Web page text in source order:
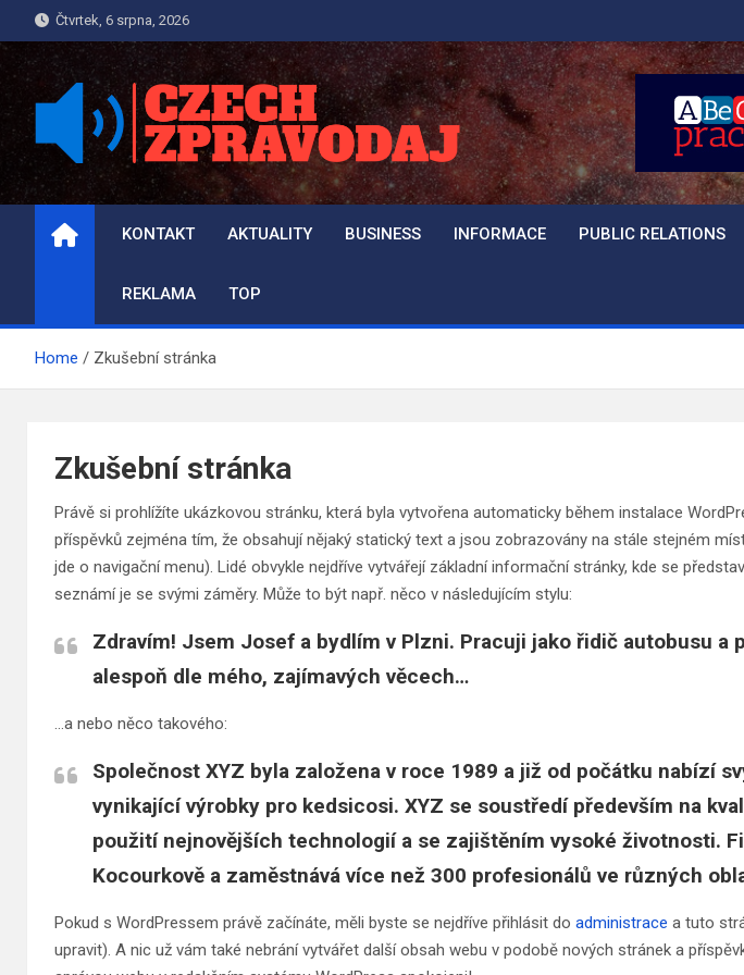
to
content
Čtvrtek, 6 srpna, 2026
REPORTER.CZECH-
ZPRAVODAJ.CZ
Reportér online a Novinky
KONTAKT AKTUALITY BUSINESS INFORMACE PUBLIC RELATIONS
REKLAMA TOP
Home Zkušební stránka
Zkušební stránka
Právě si prohlížíte ukázkovou stránku, která byla vytvořena automaticky během instalace
příspěvků zejména tím, že obsahují nějaký statický text a jsou zobrazovány na stále stejném
jde o navigační menu). Lidé obvykle nejdříve vytvářejí základní informační stránky, kde se
seznámí je se svými záměry. Může to být např. něco v následujícím stylu:
Zdravím! Jsem Josef a bydlím v Plzni. Pracuji jako řidič autobusu a
alespoň dle mého, zajímavých věcech…
…a nebo něco takového:
Společnost XYZ byla založena v roce 1989 a již od počátku nabízí
vynikající výrobky pro kedsicosi. XYZ se soustředí především na
použití nejnovějších technologií a se zajištěním vysoké životnosti.
Kocourkově a zaměstnává více než 300 profesionálů ve různých
Pokud s WordPressem právě začínáte, měli byste se nejdříve přihlásit do administrace a tuto
upravit). A nic už vám také nebrání vytvářet další obsah webu v podobě nových stránek a